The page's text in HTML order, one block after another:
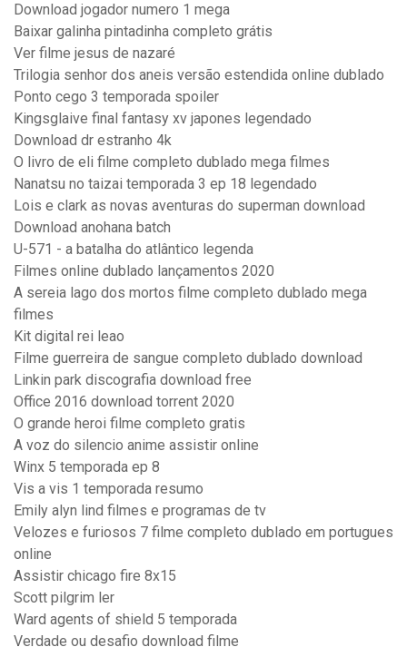
Download jogador numero 1 mega
Baixar galinha pintadinha completo grátis
Ver filme jesus de nazaré
Trilogia senhor dos aneis versão estendida online dublado
Ponto cego 3 temporada spoiler
Kingsglaive final fantasy xv japones legendado
Download dr estranho 4k
O livro de eli filme completo dublado mega filmes
Nanatsu no taizai temporada 3 ep 18 legendado
Lois e clark as novas aventuras do superman download
Download anohana batch
U-571 - a batalha do atlântico legenda
Filmes online dublado lançamentos 2020
A sereia lago dos mortos filme completo dublado mega
filmes
Kit digital rei leao
Filme guerreira de sangue completo dublado download
Linkin park discografia download free
Office 2016 download torrent 2020
O grande heroi filme completo gratis
A voz do silencio anime assistir online
Winx 5 temporada ep 8
Vis a vis 1 temporada resumo
Emily alyn lind filmes e programas de tv
Velozes e furiosos 7 filme completo dublado em portugues
online
Assistir chicago fire 8x15
Scott pilgrim ler
Ward agents of shield 5 temporada
Verdade ou desafio download filme